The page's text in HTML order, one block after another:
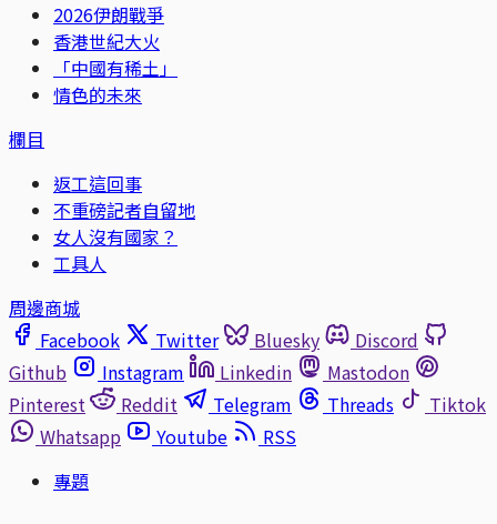
2026伊朗戰爭
香港世紀大火
「中國有稀土」
情色的未來
欄目
返工這回事
不重磅記者自留地
女人沒有國家？
工具人
周邊商城
Facebook
Twitter Bluesky
Discord
Github
Instagram Linkedin
Mastodon
Pinterest
Reddit Telegram Threads
Tiktok
Whatsapp
Youtube
RSS
專題